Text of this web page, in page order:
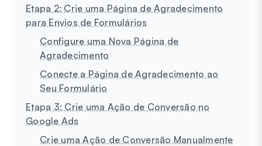
Etapa 2: Crie uma Página de Agradecimento
para Envios de Formulários
Configure uma Nova Página de
Agradecimento
Conecte a Página de Agradecimento ao
Seu Formulário
Etapa 3: Crie uma Ação de Conversão no
Google Ads
Crie uma Ação de Conversão Manualmente